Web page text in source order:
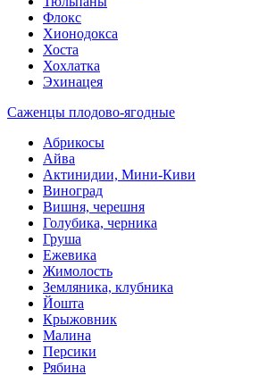
Флокс
Хионодокса
Хоста
Хохлатка
Эхинацея
Саженцы плодово-ягодные
Абрикосы
Айва
Актинидии, Мини-Киви
Виноград
Вишня, черешня
Голубика, черника
Груша
Ежевика
Жимолость
Земляника, клубника
Йошта
Крыжовник
Малина
Персики
Рябина